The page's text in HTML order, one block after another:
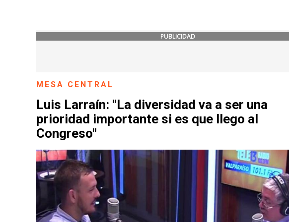
PUBLICIDAD
MESA CENTRAL
Luis Larraín: "La diversidad va a ser una
prioridad importante si es que llego al
Congreso"